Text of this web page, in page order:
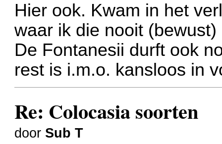
Hier ook. Kwam in het
waar ik die nooit
De Fontanesii durft ook
rest is i.m.o. kansloos in
Re: Colocasia soorten
door Sub T